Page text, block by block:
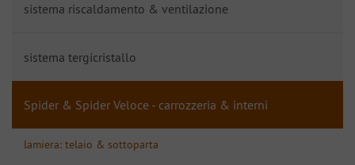
sistema riscaldamento & ventilazione
sistema tergicristallo
Spider & Spider Veloce - carrozzeria & interni
lamiera: telaio & sottoparta